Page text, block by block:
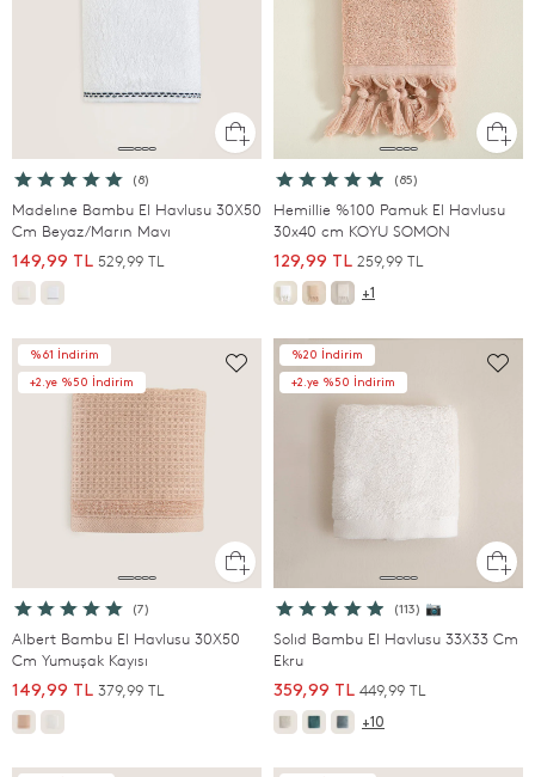
(8)
Madelıne Bambu El Havlusu 30X50
Cm Beyaz/Marın Mavı
149,99 TL 529,99 TL
(85)
Hemillie %100 Pamuk El Havlusu
30x40 cm KOYU SOMON
129,99 TL 259,99 TL
+1
%61 İndirim
+2.ye %50 İndirim
(7)
Albert Bambu El Havlusu 30X50
Cm Yumuşak Kayısı
149,99 TL 379,99 TL
%20 İndirim
+2.ye %50 İndirim
(113) 📷
Solıd Bambu El Havlusu 33X33 Cm
Ekru
359,99 TL 449,99 TL
+10